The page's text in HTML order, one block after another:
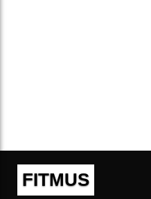
FITMUS